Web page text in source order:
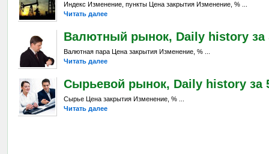
Индекс Изменение, пункты Цена закрытия Изменение, % ...
Читать далее
Валютный рынок, Daily history за
Валютная пара Цена закрытия Изменение, % ...
Читать далее
Сырьевой рынок, Daily history за
Сырье Цена закрытия Изменение, % ...
Читать далее